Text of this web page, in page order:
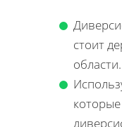
стоит
области.